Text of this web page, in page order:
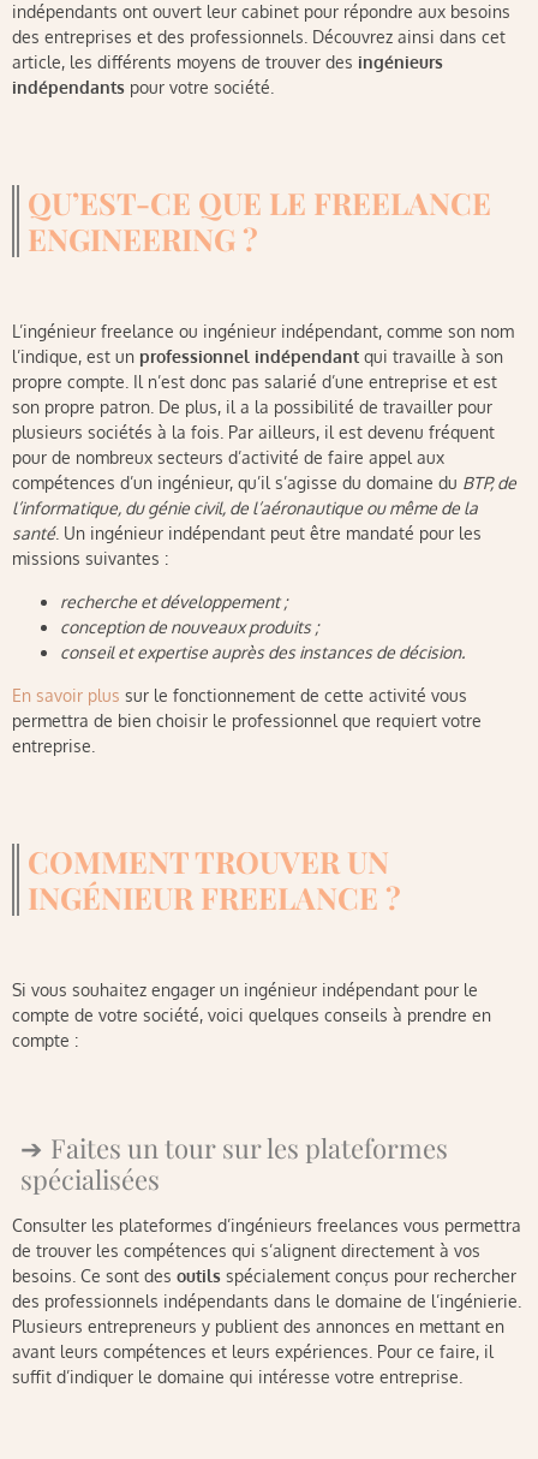
indépendants ont ouvert leur cabinet pour répondre aux besoins
des entreprises et des professionnels. Découvrez ainsi dans cet
article, les différents moyens de trouver des ingénieurs
indépendants pour votre société.
QU’EST-CE QUE LE FREELANCE
ENGINEERING ?
L’ingénieur freelance ou ingénieur indépendant, comme son nom
l’indique, est un professionnel indépendant qui travaille à son
propre compte. Il n’est donc pas salarié d’une entreprise et est
son propre patron. De plus, il a la possibilité de travailler pour
plusieurs sociétés à la fois. Par ailleurs, il est devenu fréquent
pour de nombreux secteurs d’activité de faire appel aux
compétences d’un ingénieur, qu’il s’agisse du domaine du BTP, de
l’informatique, du génie civil, de l’aéronautique ou même de la
santé. Un ingénieur indépendant peut être mandaté pour les
missions suivantes :
recherche et développement ;
conception de nouveaux produits ;
conseil et expertise auprès des instances de décision.
En savoir plus sur le fonctionnement de cette activité vous
permettra de bien choisir le professionnel que requiert votre
entreprise.
COMMENT TROUVER UN
INGÉNIEUR FREELANCE ?
Si vous souhaitez engager un ingénieur indépendant pour le
compte de votre société, voici quelques conseils à prendre en
compte :
Faites un tour sur les plateformes
spécialisées
Consulter les plateformes d’ingénieurs freelances vous permettra
de trouver les compétences qui s’alignent directement à vos
besoins. Ce sont des outils spécialement conçus pour rechercher
des professionnels indépendants dans le domaine de l’ingénierie.
Plusieurs entrepreneurs y publient des annonces en mettant en
avant leurs compétences et leurs expériences. Pour ce faire, il
suffit d’indiquer le domaine qui intéresse votre entreprise.